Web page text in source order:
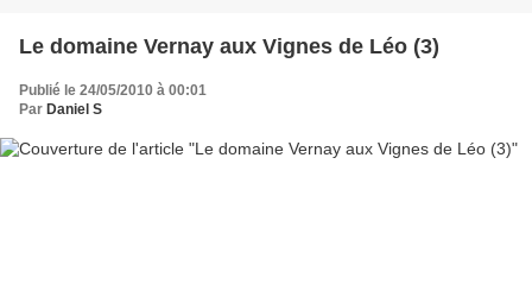
Le domaine Vernay aux Vignes de Léo (3)
Publié le 24/05/2010 à 00:01
Par Daniel S